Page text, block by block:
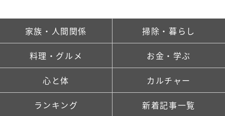
家族・人間関係 掃除・暮らし
料理・グルメ お金・学ぶ
心と体 カルチャー
ランキング 新着記事一覧